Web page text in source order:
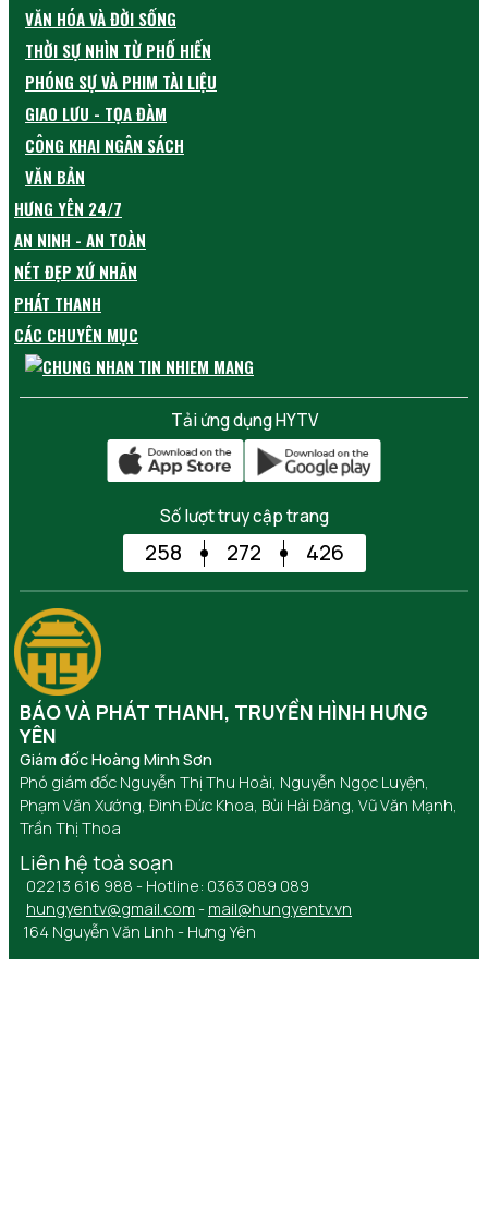
VĂN HÓA VÀ ĐỜI SỐNG
THỜI SỰ NHÌN TỪ PHỐ HIẾN
PHÓNG SỰ VÀ PHIM TÀI LIỆU
GIAO LƯU - TỌA ĐÀM
CÔNG KHAI NGÂN SÁCH
VĂN BẢN
HƯNG YÊN 24/7
AN NINH - AN TOÀN
NÉT ĐẸP XỨ NHÃN
PHÁT THANH
CÁC CHUYÊN MỤC
Tải ứng dụng HYTV
Số lượt truy cập trang
258 272 426
BÁO VÀ PHÁT THANH, TRUYỀN HÌNH HƯNG
YÊN
Giám đốc Hoàng Minh Sơn
Phó giám đốc Nguyễn Thị Thu Hoài, Nguyễn Ngọc Luyện,
Phạm Văn Xướng, Đinh Đức Khoa, Bùi Hải Đăng, Vũ Văn Mạnh,
Trần Thị Thoa
Liên hệ toà soạn
02213 616 988 - Hotline: 0363 089 089
hungyentv@gmail.com - mail@hungyentv.vn
164 Nguyễn Văn Linh - Hưng Yên